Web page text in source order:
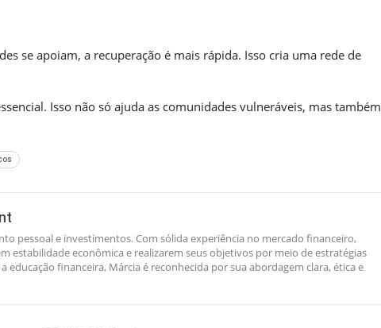
se apoiam, a recuperação é mais rápida. Isso cria uma rede de
Isso não só ajuda as comunidades vulneráveis, mas também
pessoal e investimentos. Com sólida experiência no mercado financeiro,
estabilidade econômica e realizarem seus objetivos por meio de estratégias
financeira, Márcia é reconhecida por sua abordagem clara, ética e